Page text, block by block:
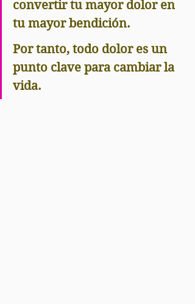
convertir tu mayor dolor en
tu mayor bendición.
Por tanto, todo dolor es un
punto clave para cambiar la
vida.